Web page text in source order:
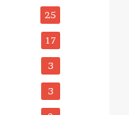
25
17
3
3